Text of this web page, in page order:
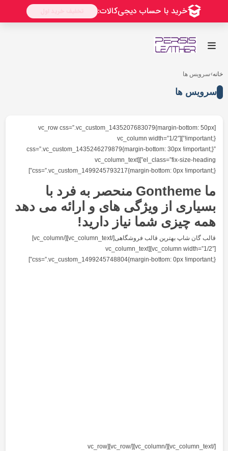
[vc_row
el_class=”fix-size-heading”][vc_column_text
ما Gontheme منحصر به فرد با
های و ارائه می دهد
دارید!
قالب گان شاپ بهترین قالب فروشگاهی[/vc_column_text][/vc_column]
[vc_column width=”1/
[/vc_column_text][/vc_column][/vc_row][vc_row